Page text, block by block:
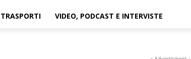
TRASPORTI VIDEO, PODCAST E INTERVISTE